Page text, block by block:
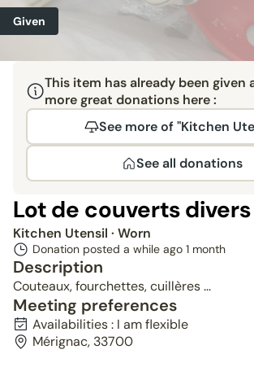
Given
This item has already been given
more great donations here :
See more of "Kitchen
See all donations
Lot de couverts divers
Kitchen Utensil · Worn
Donation posted a while ago 1 month
Description
Couteaux, fourchettes, cuillères ...
Meeting preferences
Availabilities : I am flexible
Mérignac, 33700